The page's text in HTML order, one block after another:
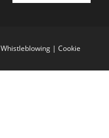
Whistleblowing | Cookie